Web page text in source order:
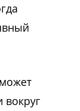
вокруг